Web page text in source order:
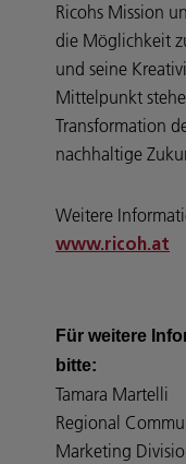
Ricohs Mission
die Möglichkeit
und seine
Mittelpunkt
Transformation
nachhaltige
Weitere
www.ricoh.at
Für weitere
bitte:
Tamara Martelli
Regional
Marketing